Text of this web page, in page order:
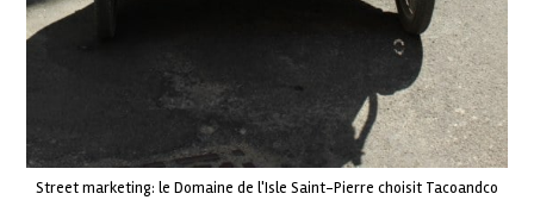
Street marketing: le Domaine de l'Isle Saint-Pierre choisit Tacoandco